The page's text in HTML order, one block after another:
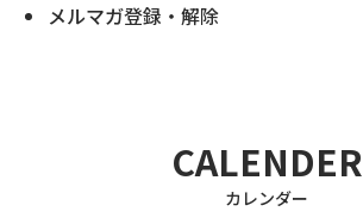
メルマガ登録・解除
CALENDER
カレンダー